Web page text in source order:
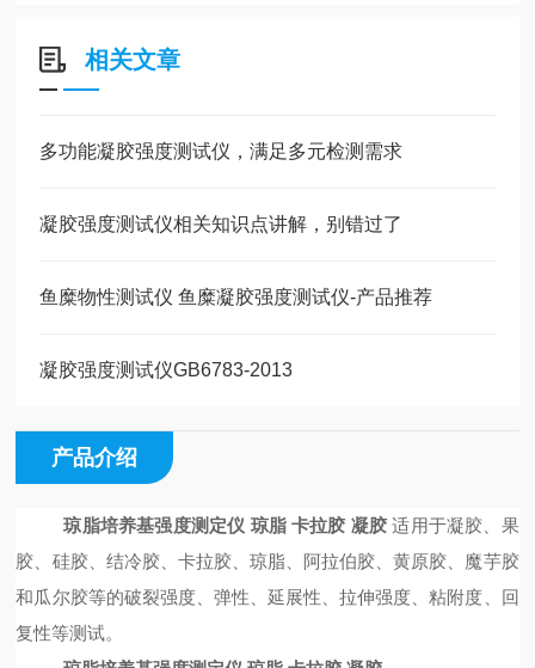
相关文章
多功能凝胶强度测试仪，满足多元检测需求
凝胶强度测试仪相关知识点讲解，别错过了
鱼糜物性测试仪 鱼糜凝胶强度测试仪-产品推荐
凝胶强度测试仪GB6783-2013
产品介绍
琼脂培养基强度测定仪 琼脂 卡拉胶 凝胶 适用于凝胶、果
胶、硅胶、结冷胶、卡拉胶、琼脂、阿拉伯胶、黄原胶、魔芋胶
和瓜尔胶等的破裂强度、弹性、延展性、拉伸强度、粘附度、回
复性等测试。